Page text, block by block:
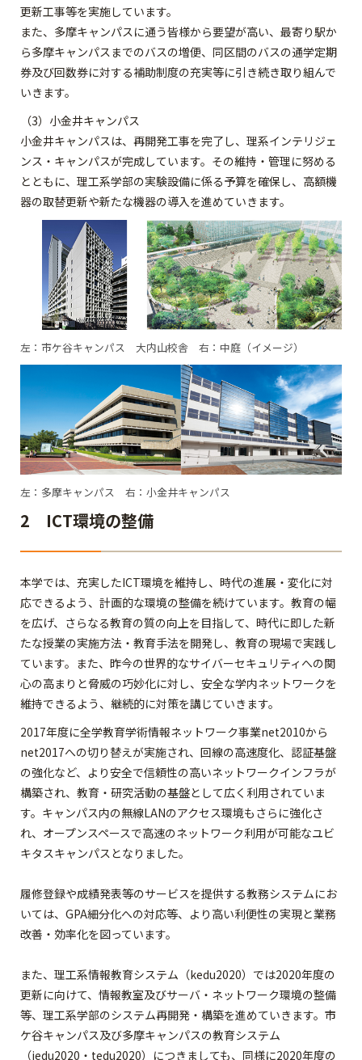
更新工事等を実施しています。
また、多摩キャンパスに通う皆様から要望が高い、最寄り駅か
ら多摩キャンパスまでのバスの増便、同区間のバスの通学定期
券及び回数券に対する補助制度の充実等に引き続き取り組んで
いきます。
（3）小金井キャンパス
小金井キャンパスは、再開発工事を完了し、理系インテリジェ
ンス・キャンパスが完成しています。その維持・管理に努める
とともに、理工系学部の実験設備に係る予算を確保し、高額機
器の取替更新や新たな機器の導入を進めていきます。
左：市ケ谷キャンパス 大内山校舎 右：中庭（イメージ）
左：多摩キャンパス 右：小金井キャンパス
2 ICT環境の整備
本学では、充実したICT環境を維持し、時代の進展・変化に対
応できるよう、計画的な環境の整備を続けています。教育の幅
を広げ、さらなる教育の質の向上を目指して、時代に即した新
たな授業の実施方法・教育手法を開発し、教育の現場で実践し
ています。また、昨今の世界的なサイバーセキュリティへの関
心の高まりと脅威の巧妙化に対し、安全な学内ネットワークを
維持できるよう、継続的に対策を講じていきます。
2017年度に全学教育学術情報ネットワーク事業net2010から
net2017への切り替えが実施され、回線の高速度化、認証基盤
の強化など、より安全で信頼性の高いネットワークインフラが
構築され、教育・研究活動の基盤として広く利用されていま
す。キャンパス内の無線LANのアクセス環境もさらに強化さ
れ、オープンスペースで高速のネットワーク利用が可能なユビ
キタスキャンパスとなりました。
履修登録や成績発表等のサービスを提供する教務システムにお
いては、GPA細分化への対応等、より高い利便性の実現と業務
改善・効率化を図っています。
また、理工系情報教育システム（kedu2020）では2020年度の
更新に向けて、情報教室及びサーバ・ネットワーク環境の整備
等、理工系学部のシステム再開発・構築を進めていきます。市
ケ谷キャンパス及び多摩キャンパスの教育システム
（iedu2020・tedu2020）につきましても、同様に2020年度の